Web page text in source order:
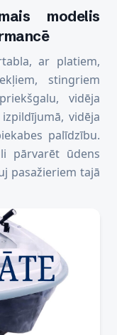
modelis
ar platiem,
stingriem
vidēja
vidēja
palīdzību.
pārvarēt ūdens
pasažieriem tajā